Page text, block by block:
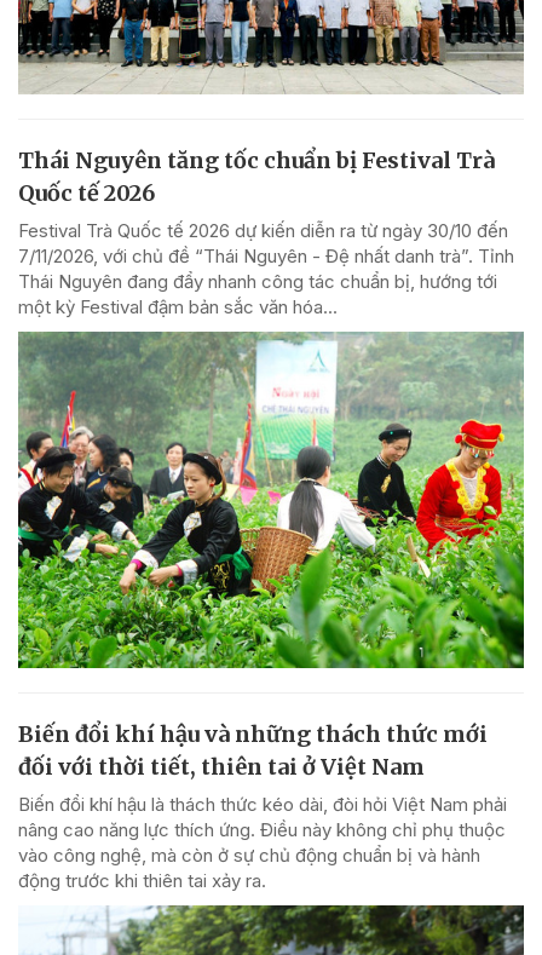
Thái Nguyên tăng tốc chuẩn bị Festival Trà
Quốc tế 2026
Festival Trà Quốc tế 2026 dự kiến diễn ra từ ngày 30/10 đến
7/11/2026, với chủ đề “Thái Nguyên - Đệ nhất danh trà”. Tỉnh
Thái Nguyên đang đẩy nhanh công tác chuẩn bị, hướng tới
một kỳ Festival đậm bản sắc văn hóa...
Biến đổi khí hậu và những thách thức mới
đối với thời tiết, thiên tai ở Việt Nam
Biến đổi khí hậu là thách thức kéo dài, đòi hỏi Việt Nam phải
nâng cao năng lực thích ứng. Điều này không chỉ phụ thuộc
vào công nghệ, mà còn ở sự chủ động chuẩn bị và hành
động trước khi thiên tai xảy ra.